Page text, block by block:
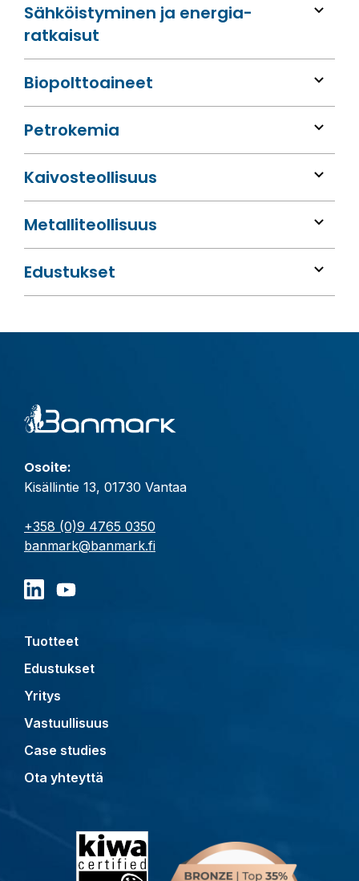
Sähköis­tyminen ja energia­
ratkaisut
Bio­polttoaineet
Petrokemia
Kaivos­teollisuus
Metalli­teollisuus
Edustukset
Osoite:
Kisällintie 13, 01730 Vantaa
+358 (0)9 4765 0350
banmark@banmark.fi
Tuotteet
Edustukset
Yritys
Vastuullisuus
Case studies
Ota yhteyttä